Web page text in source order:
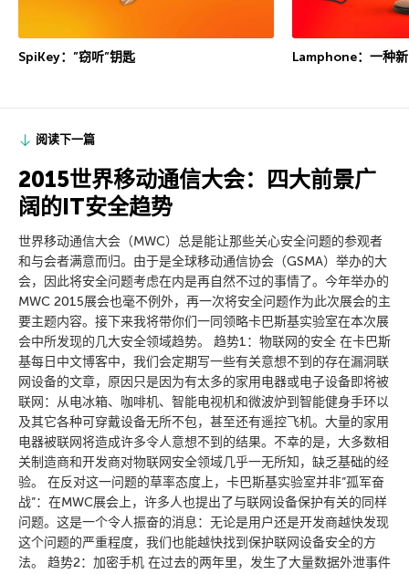
SpiKey：”窃听”钥匙 Lamphone：一种
阅读下一篇
2015世界移动通信大会：四大前景广
阔的IT安全趋势
世界移动通信大会（MWC）总是能让那些关心安全问题的参观者
和与会者满意而归。由于是全球移动通信协会（GSMA）举办的大
会，因此将安全问题考虑在内是再自然不过的事情了。今年举办的
MWC 2015展会也毫不例外，再一次将安全问题作为此次展会的主
要主题内容。接下来我将带你们一同领略卡巴斯基实验室在本次展
会中所发现的几大安全领域趋势。 趋势1：物联网的安全 在卡巴斯
基每日中文博客中，我们会定期写一些有关意想不到的存在漏洞联
网设备的文章，原因只是因为有太多的家用电器或电子设备即将被
联网：从电冰箱、咖啡机、智能电视机和微波炉到智能健身手环以
及其它各种可穿戴设备无所不包，甚至还有遥控飞机。大量的家用
电器被联网将造成许多令人意想不到的结果。不幸的是，大多数相
关制造商和开发商对物联网安全领域几乎一无所知，缺乏基础的经
验。 在反对这一问题的草率态度上，卡巴斯基实验室并非”孤军奋
战”：在MWC展会上，许多人也提出了与联网设备保护有关的同样
问题。这是一个令人振奋的消息：无论是用户还是开发商越快发现
这个问题的严重程度，我们也能越快找到保护联网设备安全的方
法。 趋势2：加密手机 在过去的两年里，发生了大量数据外泄事件